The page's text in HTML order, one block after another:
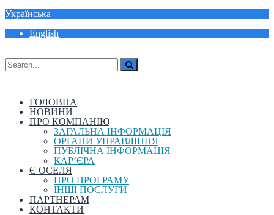
Українська
English
ГОЛОВНА
НОВИНИ
ПРО КОМПАНІЮ
ЗАГАЛЬНА ІНФОРМАЦІЯ
ОРГАНИ УПРАВЛІННЯ
ПУБЛІЧНА ІНФОРМАЦІЯ
КАР’ЄРА
Є ОСЕЛЯ
ПРО ПРОГРАМУ
ІНШІ ПОСЛУГИ
ПАРТНЕРАМ
КОНТАКТИ